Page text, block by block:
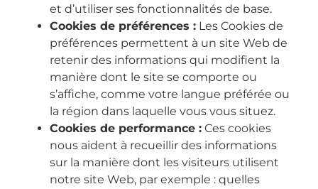
et d’utiliser ses fonctionnalités de base.
Cookies de préférences : Les Cookies de
préférences permettent à un site Web de
retenir des informations qui modifient la
manière dont le site se comporte ou
s’affiche, comme votre langue préférée ou
la région dans laquelle vous vous situez.
Cookies de performance : Ces cookies
nous aident à recueillir des informations
sur la manière dont les visiteurs utilisent
notre site Web, par exemple : quelles